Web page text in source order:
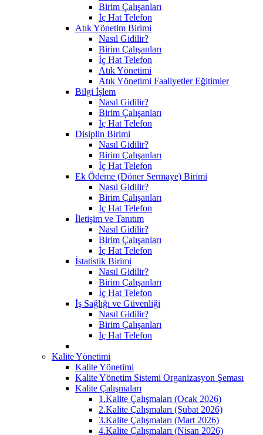
Birim Çalışanları
İç Hat Telefon
Atık Yönetim Birimi
Nasıl Gidilir?
Birim Çalışanları
İç Hat Telefon
Atık Yönetimi
Atık Yönetimi Faaliyetler Eğitimler
Bilgi İşlem
Nasıl Gidilir?
Birim Çalışanları
İç Hat Telefon
Disiplin Birimi
Nasıl Gidilir?
Birim Çalışanları
İç Hat Telefon
Ek Ödeme (Döner Sermaye) Birimi
Nasıl Gidilir?
Birim Çalışanları
İç Hat Telefon
İletişim ve Tanıtım
Nasıl Gidilir?
Birim Çalışanları
İç Hat Telefon
İstatistik Birimi
Nasıl Gidilir?
Birim Çalışanları
İç Hat Telefon
İş Sağlığı ve Güvenliği
Nasıl Gidilir?
Birim Çalışanları
İç Hat Telefon
Kalite Yönetimi
Kalite Yönetimi
Kalite Yönetim Sistemi Organizasyon Şeması
Kalite Çalışmaları
1.Kalite Çalışmaları (Ocak 2026)
2.Kalite Çalışmaları (Şubat 2026)
3.Kalite Çalışmaları (Mart 2026)
4.Kalite Çalışmaları (Nisan 2026)